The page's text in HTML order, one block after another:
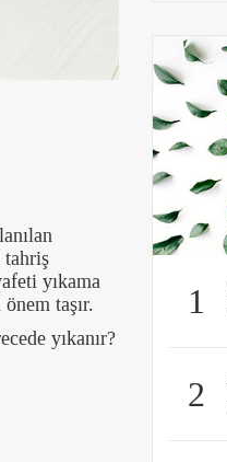
tahriş
yıkama
taşır.
yıkanır?
1
2